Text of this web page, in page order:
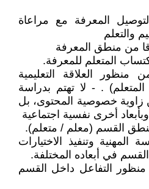
المعرفة مع مراعاة
والتعلم
من منطق المعرفة
المتعلم للمعرفة.
منظور العلاقة التعليمية
. - لا تهتم بدراسة
زاوية خصوصية المحتوى، بل
أخرى نفسية اجتماعية
القسم (معلم / متعلم).
المهنية وتنفيذ الاختيارات
القسم في أبعاده المختلفة.
منظور التفاعل داخل القسم